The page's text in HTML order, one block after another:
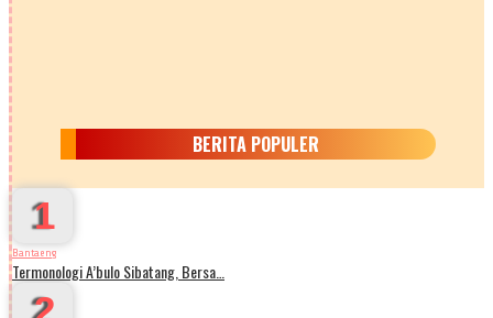
BERITA POPULER
1
Bantaeng
Termonologi A’bulo Sibatang, Bersa…